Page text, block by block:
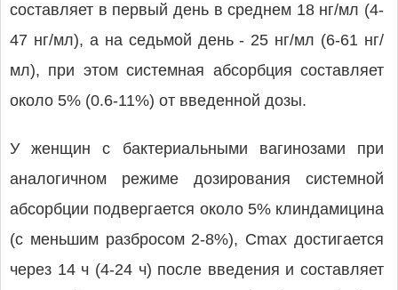
составляет в первый день в среднем 18 нг/мл (4-
47 нг/мл), а на седьмой день - 25 нг/мл (6-61 нг/
мл), при этом системная абсорбция составляет
около 5% (0.6-11%) от введенной дозы.
У женщин с бактериальными вагинозами при
аналогичном режиме дозирования системной
абсорбции подвергается около 5% клиндамицина
(с меньшим разбросом 2-8%), Cmax достигается
через 14 ч (4-24 ч) после введения и составляет